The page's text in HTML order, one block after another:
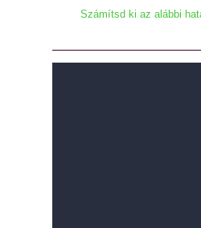
Számítsd ki az alábbi